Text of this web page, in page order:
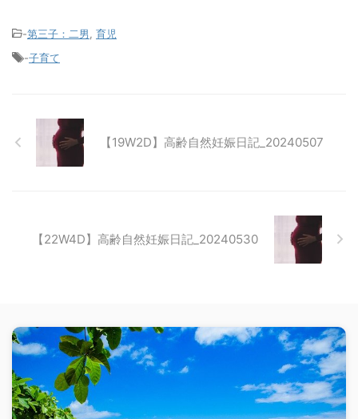
-第三子：二男
育児
-子育て
【19W2D】高齢自然妊娠日記_20240507
【22W4D】高齢自然妊娠日記_20240530